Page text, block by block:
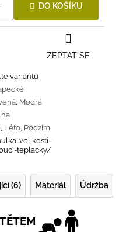
DO KOŠÍKU
variantu
, Modrá
, Léto, Podzim
velikosti-
teplacky/
ZEPTAT SE
(6) Materiál Údržba